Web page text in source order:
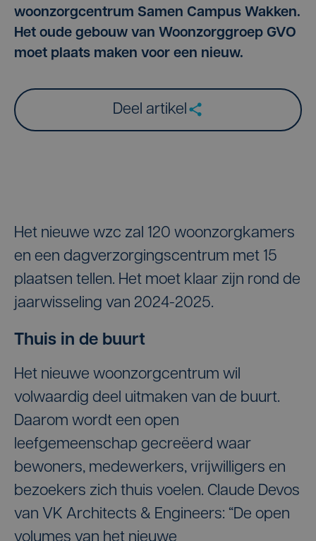
woonzorgcentrum Samen Campus Wakken.
Het oude gebouw van Woonzorggroep GVO
moet plaats maken voor een nieuw.
Deel artikel
Het nieuwe wzc zal 120 woonzorgkamers
en een dagverzorgingscentrum met 15
plaatsen tellen. Het moet klaar zijn rond de
jaarwisseling van 2024-2025.
Thuis in de buurt
Het nieuwe woonzorgcentrum wil
volwaardig deel uitmaken van de buurt.
Daarom wordt een open
leefgemeenschap gecreëerd waar
bewoners, medewerkers, vrijwilligers en
bezoekers zich thuis voelen. Claude Devos
van VK Architects & Engineers: “De open
volumes van het nieuwe